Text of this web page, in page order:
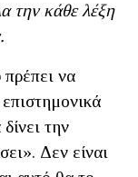
την κάθε λέξη
να
την
Δεν είναι